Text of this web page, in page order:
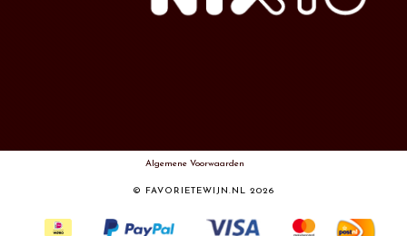
Algemene Voorwaarden
© FAVORIETEWIJN.NL 2026